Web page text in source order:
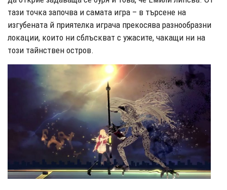
тази точка започва и самата игра – в търсене на
изгубената й приятелка играча прекосява разнообразни
локации, които ни сблъскват с ужасите, чакащи ни на
този тайнствен остров.